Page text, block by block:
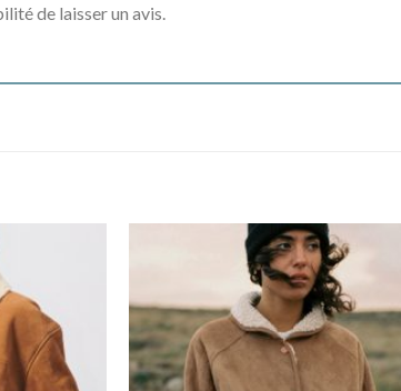
de laisser un avis.